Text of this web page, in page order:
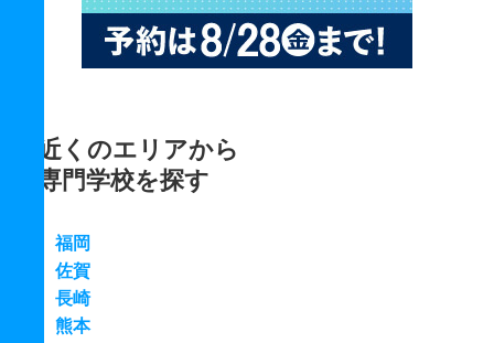
近くのエリアから
専門学校を探す
福岡
佐賀
長崎
熊本